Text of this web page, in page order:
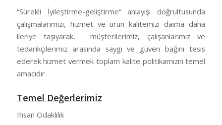
“Sürekli İyileştirme-geliştirme“ anlayışı doğrultusunda
çalışmalarımızı, hizmet ve urun kalitemizi daima daha
ileriye taşıyarak, müşterilerimiz, çalışanlarımız ve
tedarikçilerimiz arasında saygı ve güven bağını tesis
ederek hizmet vermek toplam kalite politikamızın temel
amacıdır.
Temel Değerlerimiz
Ihsan Odaklılık